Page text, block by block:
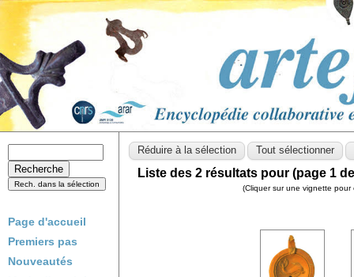
Page d'accueil
Premiers pas
Nouveautés
Liste des 2 résultats pour (page 1
(Cliquer sur une vignette